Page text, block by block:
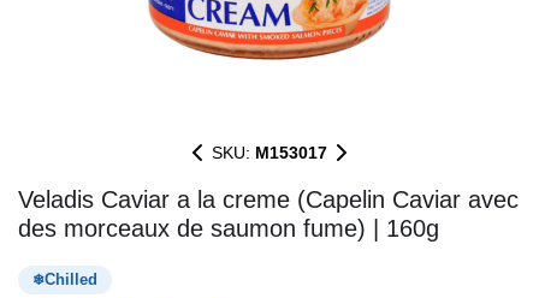
SKU: M153017
Veladis Caviar a la creme (Capelin Caviar avec
des morceaux de saumon fume) | 160g
Chilled